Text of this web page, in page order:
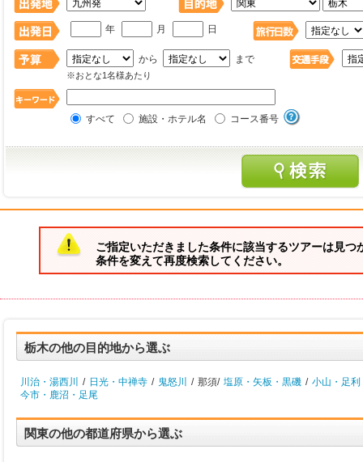
年 月 日
から まで
※おとな1名様あたり
すべて 施設・ホテル名 コース番号
ご指定いただきました条件に該当するツアーは見つ
条件を変えて再度検索してください。
栃木の他の目的地から選ぶ
川治・湯西川 / 日光・中禅寺 / 鬼怒川 / 那須/ 塩原・矢板・黒磯 / 小山・足
今市・鹿沼・足尾
関東の他の都道府県から選ぶ